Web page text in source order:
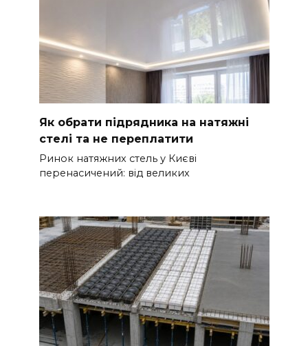
Як обрати підрядника на натяжні
стелі та не переплатити
Ринок натяжних стель у Києві
перенасичений: від великих